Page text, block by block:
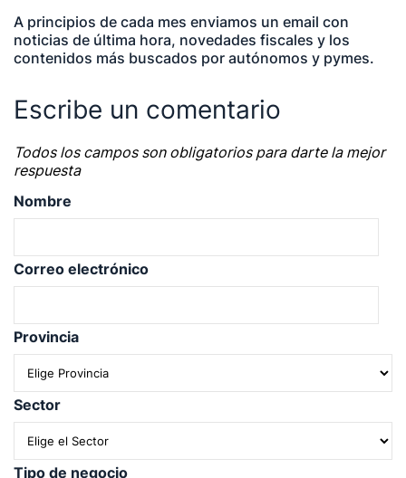
negocios | startups | contabilidad| fiscalidad |
empresas| asesorías| autonomos | emprendedores
| pequeños negocios | economía | ADE | pymes |
desarrollo de negocio
A principios de cada mes enviamos un email con
noticias de última hora, novedades fiscales y los
contenidos más buscados por autónomos y pymes.
Escribe un comentario
Todos los campos son obligatorios para darte la mejor
respuesta
Nombre
Correo electrónico
Provincia
Sector
Tipo de negocio